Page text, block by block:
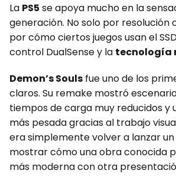
La PS5 se apoya mucho en la
generación. No solo por resolución
por cómo ciertos juegos usan el
control DualSense y la tecnología
Demon’s Souls fue uno de los
claros. Su remake mostró
tiempos de carga muy reducidos y
más pesada gracias al trabajo
era simplemente volver a lanzar un
mostrar cómo una obra conocida
más moderna con otra